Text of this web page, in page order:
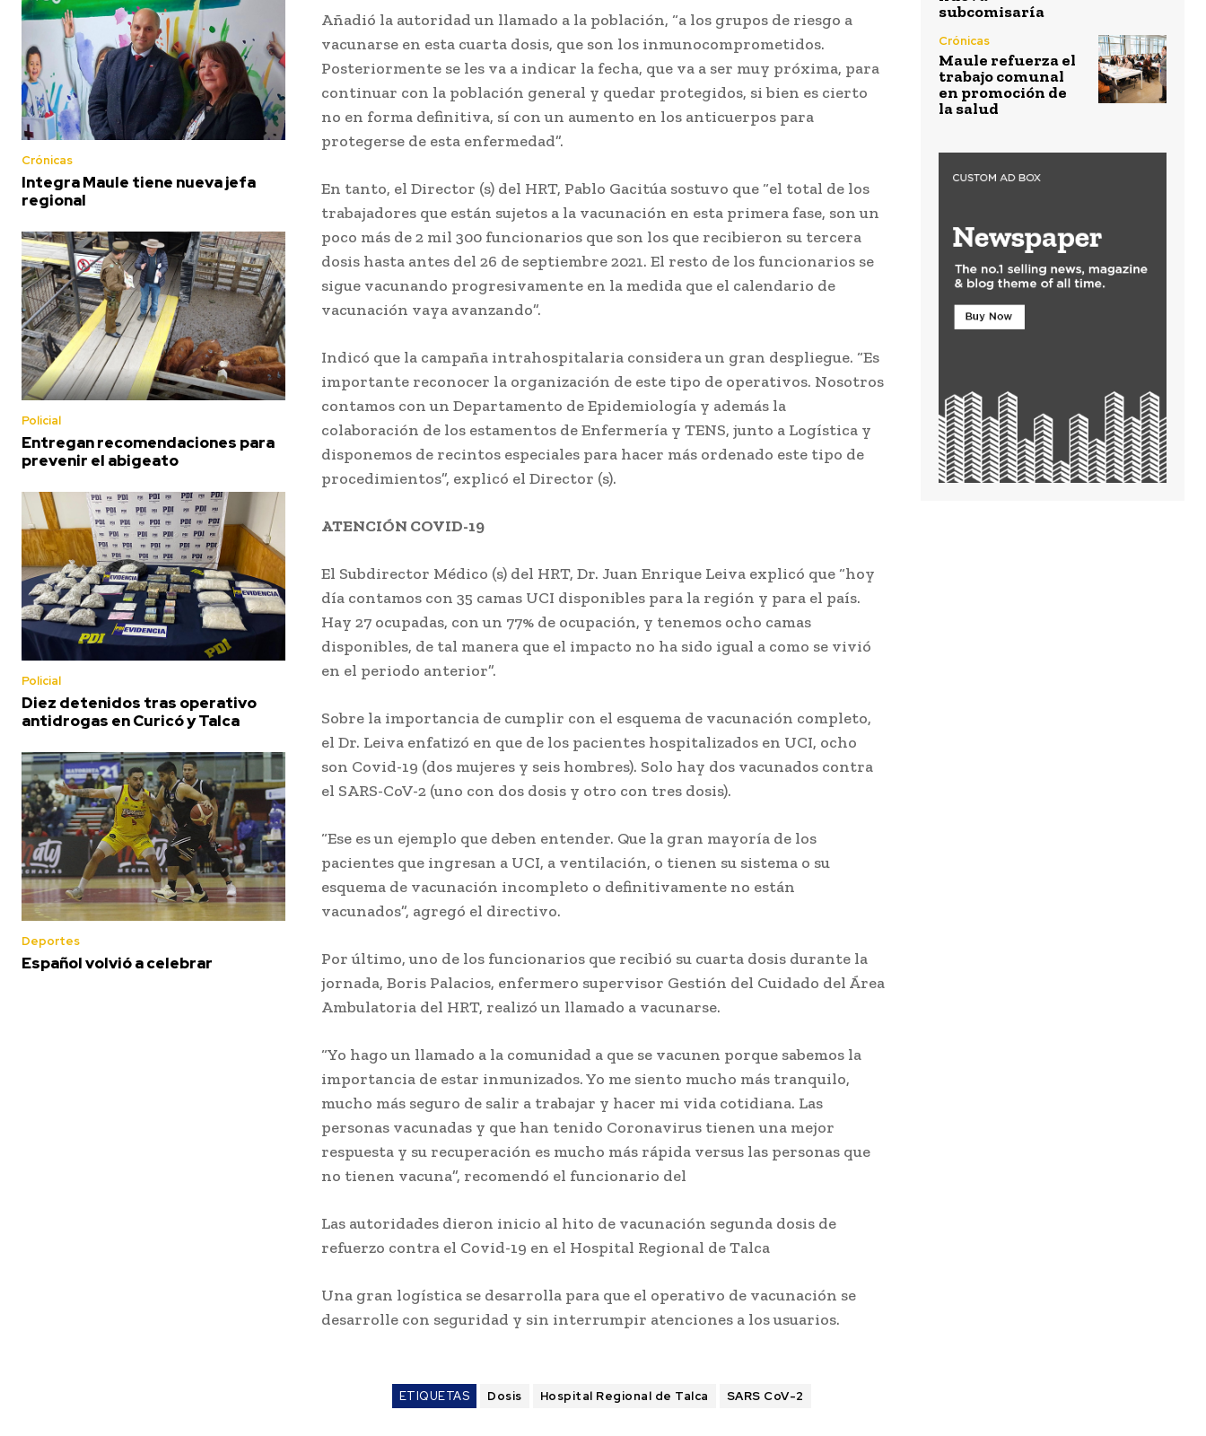
Crónicas
Integra Maule tiene nueva jefa
regional
Policial
Entregan recomendaciones para
prevenir el abigeato
Policial
Diez detenidos tras operativo
antidrogas en Curicó y Talca
Deportes
Español volvió a celebrar
Añadió la autoridad un llamado a la población, “a los grupos de riesgo a
vacunarse en esta cuarta dosis, que son los inmunocomprometidos.
Posteriormente se les va a indicar la fecha, que va a ser muy próxima, para
continuar con la población general y quedar protegidos, si bien es cierto
no en forma definitiva, sí con un aumento en los anticuerpos para
protegerse de esta enfermedad”.
En tanto, el Director (s) del HRT, Pablo Gacitúa sostuvo que “el total de los
trabajadores que están sujetos a la vacunación en esta primera fase, son un
poco más de 2 mil 300 funcionarios que son los que recibieron su tercera
dosis hasta antes del 26 de septiembre 2021. El resto de los funcionarios se
sigue vacunando progresivamente en la medida que el calendario de
vacunación vaya avanzando”.
Indicó que la campaña intrahospitalaria considera un gran despliegue. “Es
importante reconocer la organización de este tipo de operativos. Nosotros
contamos con un Departamento de Epidemiología y además la
colaboración de los estamentos de Enfermería y TENS, junto a Logística y
disponemos de recintos especiales para hacer más ordenado este tipo de
procedimientos”, explicó el Director (s).
ATENCIÓN COVID-19
El Subdirector Médico (s) del HRT, Dr. Juan Enrique Leiva explicó que “hoy
día contamos con 35 camas UCI disponibles para la región y para el país.
Hay 27 ocupadas, con un 77% de ocupación, y tenemos ocho camas
disponibles, de tal manera que el impacto no ha sido igual a como se vivió
en el periodo anterior”.
Sobre la importancia de cumplir con el esquema de vacunación completo,
el Dr. Leiva enfatizó en que de los pacientes hospitalizados en UCI, ocho
son Covid-19 (dos mujeres y seis hombres). Solo hay dos vacunados contra
el SARS-CoV-2 (uno con dos dosis y otro con tres dosis).
“Ese es un ejemplo que deben entender. Que la gran mayoría de los
pacientes que ingresan a UCI, a ventilación, o tienen su sistema o su
esquema de vacunación incompleto o definitivamente no están
vacunados”, agregó el directivo.
Por último, uno de los funcionarios que recibió su cuarta dosis durante la
jornada, Boris Palacios, enfermero supervisor Gestión del Cuidado del Área
Ambulatoria del HRT, realizó un llamado a vacunarse.
“Yo hago un llamado a la comunidad a que se vacunen porque sabemos la
importancia de estar inmunizados. Yo me siento mucho más tranquilo,
mucho más seguro de salir a trabajar y hacer mi vida cotidiana. Las
personas vacunadas y que han tenido Coronavirus tienen una mejor
respuesta y su recuperación es mucho más rápida versus las personas que
no tienen vacuna”, recomendó el funcionario del
Las autoridades dieron inicio al hito de vacunación segunda dosis de
refuerzo contra el Covid-19 en el Hospital Regional de Talca
Una gran logística se desarrolla para que el operativo de vacunación se
desarrolle con seguridad y sin interrumpir atenciones a los usuarios.
ETIQUETAS Dosis Hospital Regional de Talca SARS CoV-2
subcomisaría
Crónicas
Maule refuerza el
trabajo comunal
en promoción de
la salud